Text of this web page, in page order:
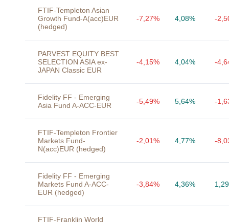
FTIF-Templeton Asian
Growth Fund-A(acc)EUR
(hedged)
-7,27% 4,08% -
PARVEST EQUITY BEST
SELECTION ASIA ex-
JAPAN Classic EUR
-4,15% 4,04% -
Fidelity FF - Emerging
Asia Fund A-ACC-EUR
-5,49% 5,64% -
FTIF-Templeton Frontier
Markets Fund-
N(acc)EUR (hedged)
-2,01% 4,77% -
Fidelity FF - Emerging
Markets Fund A-ACC-
EUR (hedged)
-3,84% 4,36%
FTIF-Franklin World